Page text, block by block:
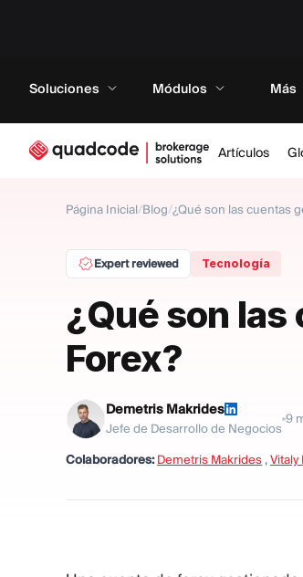
Soluciones Módulos Más
Artículos
Página Inicial/Blog/¿Qué son las cuentas
Expert reviewed Tecnología
¿Qué son
Forex?
Demetris Makrides
Jefe de Desarrollo de Negocios
9
Colaboradores: Demetris Makrides ,Vitaly